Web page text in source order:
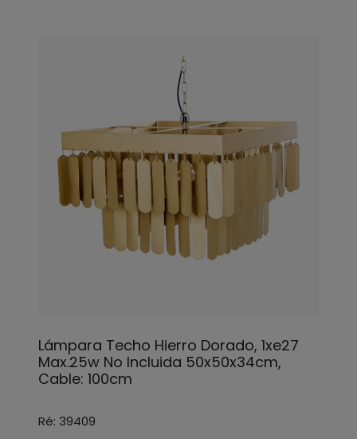
Lámpara Techo Hierro Dorado, 1xe27
Max.25w No Incluida 50x50x34cm,
Cable: 100cm
Ré: 39409